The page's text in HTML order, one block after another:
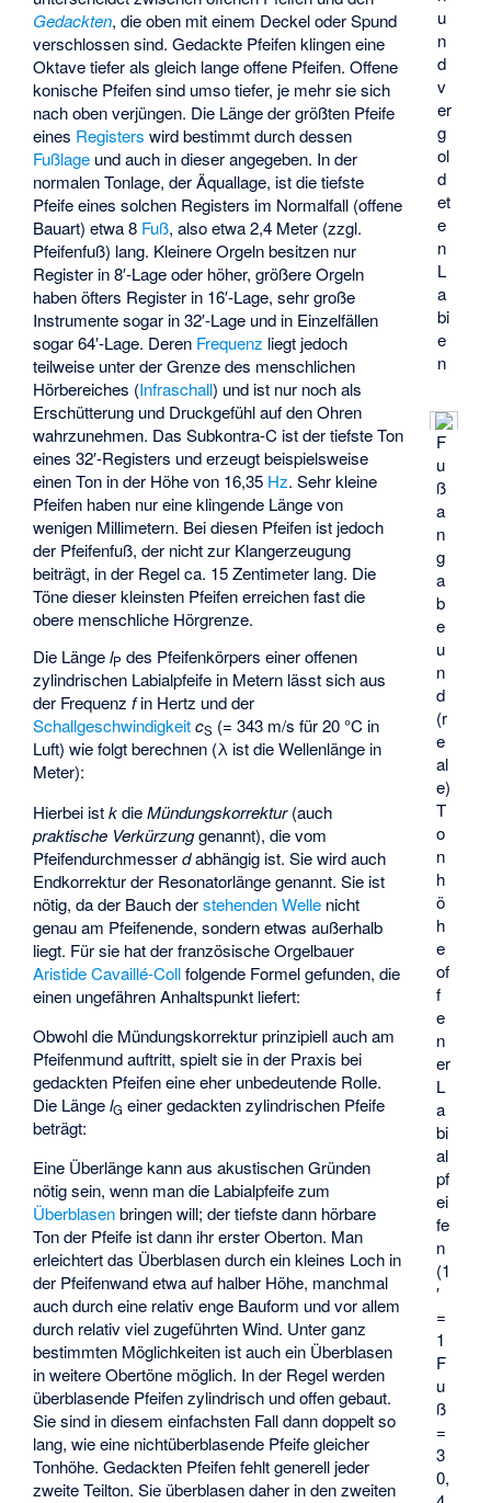
u
n
d
v
er
g
ol
d
et
e
n
L
a
bi
e
n
F
u
ß
a
n
g
a
b
e
u
n
d
(r
e
al
e)
T
o
n
h
ö
h
e
of
f
e
n
er
L
a
bi
al
pf
ei
fe
n
(1
′
=
1
F
u
ß
=
3
0,
Gedackten, die oben mit einem Deckel oder Spund
verschlossen sind. Gedackte Pfeifen klingen eine
Oktave tiefer als gleich lange offene Pfeifen. Offene
konische Pfeifen sind umso tiefer, je mehr sie sich
nach oben verjüngen. Die Länge der größten Pfeife
eines Registers wird bestimmt durch dessen
Fußlage und auch in dieser angegeben. In der
normalen Tonlage, der Äquallage, ist die tiefste
Pfeife eines solchen Registers im Normalfall (offene
Bauart) etwa 8 Fuß, also etwa 2,4 Meter (zzgl.
Pfeifenfuß) lang. Kleinere Orgeln besitzen nur
Register in 8′-Lage oder höher, größere Orgeln
haben öfters Register in 16′-Lage, sehr große
Instrumente sogar in 32′-Lage und in Einzelfällen
sogar 64′-Lage. Deren Frequenz liegt jedoch
teilweise unter der Grenze des menschlichen
Hörbereiches (Infraschall) und ist nur noch als
Erschütterung und Druckgefühl auf den Ohren
wahrzunehmen. Das Subkontra-C ist der tiefste Ton
eines 32′-Registers und erzeugt beispielsweise
einen Ton in der Höhe von 16,35 Hz. Sehr kleine
Pfeifen haben nur eine klingende Länge von
wenigen Millimetern. Bei diesen Pfeifen ist jedoch
der Pfeifenfuß, der nicht zur Klangerzeugung
beiträgt, in der Regel ca. 15 Zentimeter lang. Die
Töne dieser kleinsten Pfeifen erreichen fast die
obere menschliche Hörgrenze.
Die LängelP des Pfeifenkörpers einer offenen
zylindrischen Labialpfeife in Metern lässt sich aus
der Frequenzfin Hertz und der
Schallgeschwindigkeit cS (= 343 m/s für 20 °C in
Luft) wie folgt berechnen (λ ist die Wellenlänge in
Meter):
Hierbei istkdieMündungskorrektur(auch
praktische Verkürzunggenannt), die vom
Pfeifendurchmesserdabhängig ist. Sie wird auch
Endkorrektur der Resonatorlängegenannt. Sie ist
nötig, da der Bauch derstehenden Welle nicht
genau am Pfeifenende, sondern etwas außerhalb
liegt. Für sie hat der französische Orgelbauer
Aristide Cavaillé-Collfolgende Formel gefunden, die
einen ungefähren Anhaltspunkt liefert:
Obwohl die Mündungskorrektur prinzipiell auch am
Pfeifenmund auftritt, spielt sie in der Praxis bei
gedackten Pfeifen eine eher unbedeutende Rolle.
Die LängelG einer gedackten zylindrischen Pfeife
beträgt:
Eine Überlänge kann aus akustischen Gründen
nötig sein, wenn man die Labialpfeife zum
Überblasenbringen will; der tiefste dann hörbare
Ton der Pfeife ist dann ihr erster Oberton. Man
erleichtert das Überblasen durch ein kleines Loch in
der Pfeifenwand etwa auf halber Höhe, manchmal
auch durch eine relativ enge Bauform und vor allem
durch relativ viel zugeführten Wind. Unter ganz
bestimmten Möglichkeiten ist auch ein Überblasen
in weitere Obertöne möglich. In der Regel werden
überblasende Pfeifen zylindrisch und offen gebaut.
Sie sind in diesem einfachsten Fall dann doppelt so
lang, wie eine nichtüberblasende Pfeife gleicher
Tonhöhe. Gedackten Pfeifen fehlt generell jeder
zweite Teilton. Sie überblasen daher in den zweiten